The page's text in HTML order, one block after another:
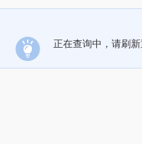
正在查询中，请刷